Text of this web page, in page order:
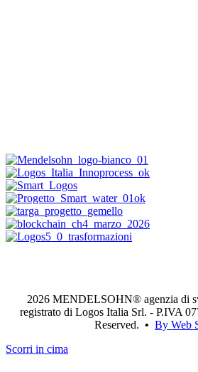
2026 MENDELSOHN® agenzia di
registrato di Logos Italia Srl. - P.IVA
Reserved. • By Web
Scorri in cima